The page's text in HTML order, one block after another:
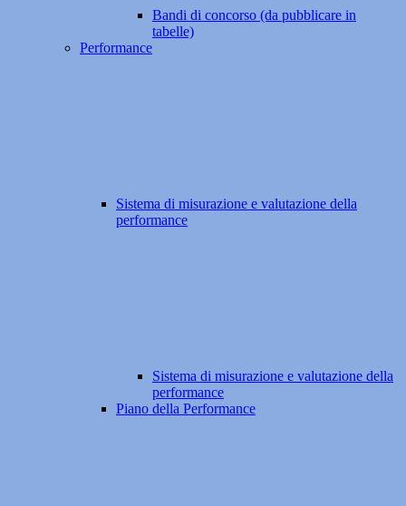
Bandi di concorso (da pubblicare in
tabelle)
Performance
Sistema di misurazione e valutazione della
performance
Sistema di misurazione e valutazione della
performance
Piano della Performance